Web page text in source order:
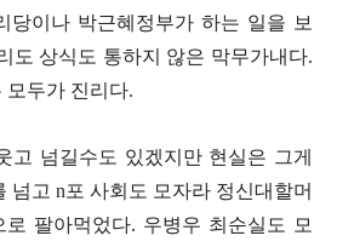
당이나 박근혜정부가 하는 일을 보
도 상식도 통하지 않은 막무가내다.
모두가 진리다.
고 넘길수도 있겠지만 현실은 그게
넘고 n포 사회도 모자라 정신대할머
로 팔아먹었다. 우병우 최순실도 모